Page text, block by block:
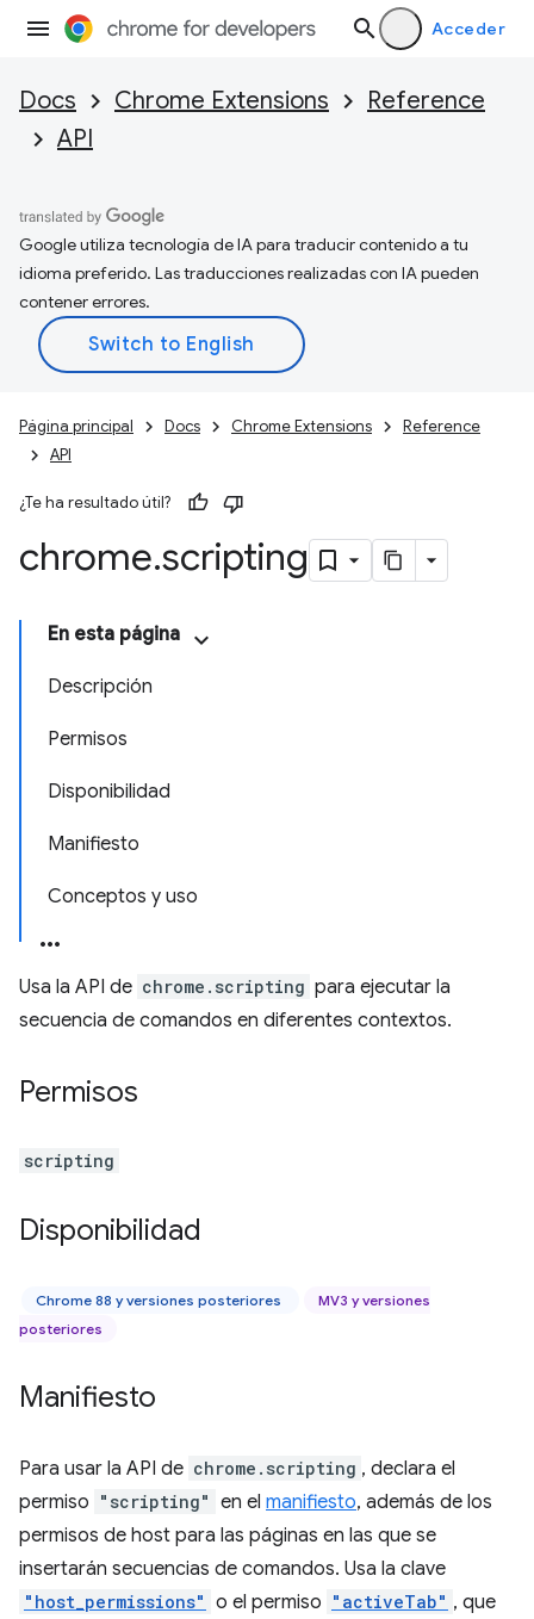
Acceder
Docs Chrome Extensions
Reference
API
Google utiliza tecnología de IA para traducir contenido a tu
idioma preferido. Las traducciones realizadas con IA pueden
contener errores.
Página principal Docs Chrome Extensions
Reference
API
¿Te ha resultado útil?
chrome.scripting
En esta página
Descripción
Permisos
Disponibilidad
Manifiesto
Conceptos y uso
Usa la API de chrome.scripting para ejecutar la
secuencia de comandos en diferentes contextos.
Permisos
scripting
Disponibilidad
Chrome 88 y versiones posteriores
MV3 y versiones
posteriores
Manifiesto
Para usar la API de chrome.scripting , declara el
permiso "scripting" en el manifiesto, además de los
permisos de host para las páginas en las que se
insertarán secuencias de comandos. Usa la clave
"host_permissions" o el permiso "activeTab" , que